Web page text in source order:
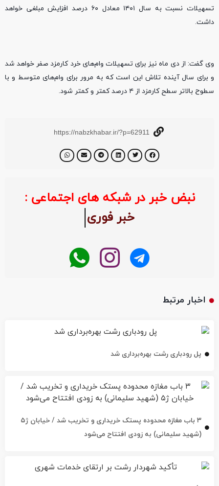
تسهیلات نسبت به سال ۱۴۰۱ معادل ۶۰ درصد افزایش مبلغی خواهد
داشت.
وی گفت: از دی ماه نیز برای تسهیلات وام‌های خرد کارمزد صفر خواهد شد
و برای سال آینده تلاش این است که به مرور برای وام‌های متوسط و با
سطوح بالاتر سطح کارمزد از ۴ درصد کمتر و کمتر شود.
https://nabzkhabar.ir/?p=62911
نبض خبر در شبکه های اجتماعی : خبر
پل رودباری رشت بهره‌برداری شد
تأکید شهردار رشت بر ارتقای خدمات شهری